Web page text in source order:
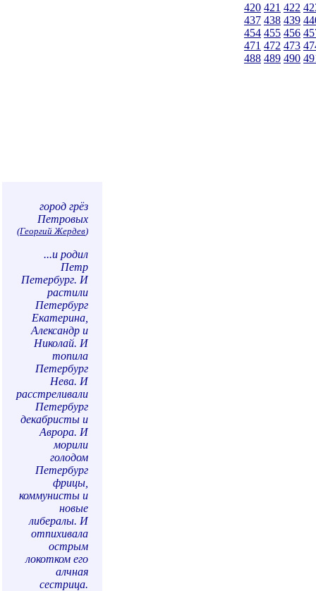
420 421 422
437 438 439
454 455 456
471 472 473
488 489 490
город грёз
Петровых
(Георгий Жердев)
...и родил
Петр
Петербург. И
растили
Петербург
Екатерина,
Александр и
Николай. И
топила
Петербург
Нева. И
расстреливали
Петербург
декабристы и
Аврора. И
морили
голодом
Петербург
фрицы,
коммунисты и
новые
либералы. И
отпихивала
острым
локотком его
алчная
сестрица.